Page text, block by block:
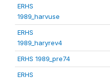
ERHS
1989_harvuse
ERHS
1989_haryrev4
ERHS 1989_pre74
ERHS